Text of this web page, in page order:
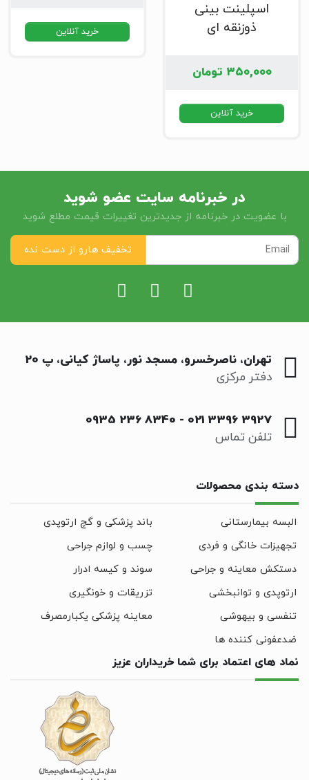
اسپلینت بینی
ذوزنقه ای
۳۵۰,۰۰۰ تومان
خرید آنلاین
خرید آنلاین
در خبرنامه سایت عضو شوید
با عضویت در خبرنامه از جدیدترین تغییرات قیمت مطلع شوید
تهران، ناصرخسرو، مسجد نور، پاساژ کیانی، پ 20
دفتر مرکزی
021 3396 3927
-
0935 236 8340
تلفن تماس
دسته بندی محصولات
البسه بیمارستانی
باند پزشکی و گچ ارتوپدی
تجهیزات خانگی و فردی
چسب و لوازم جراحی
دستکش معاینه و جراحی
سوند و کیسه ادرار
ارتوپدی و توانبخشی
تزریقات و خونگیری
تنفسی و بیهوشی
معاینه پزشکی یکبارمصرف
ضدعفونی کننده ها
نماد های اعتماد برای شما خریداران عزیز